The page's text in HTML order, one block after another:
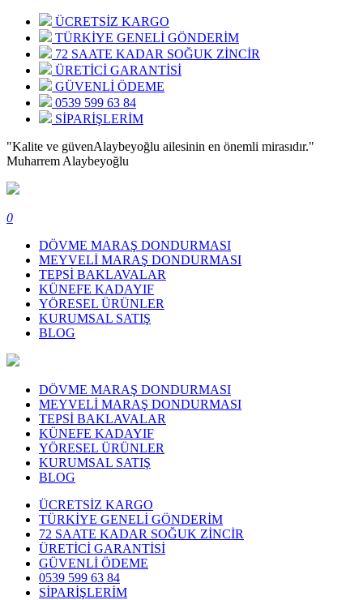
ÜCRETSİZ KARGO
TÜRKİYE GENELİ GÖNDERİM
72 SAATE KADAR SOĞUK ZİNCİR
ÜRETİCİ GARANTİSİ
GÜVENLİ ÖDEME
0539 599 63 84
SİPARİŞLERİM
"Kalite ve güvenAlaybeyoğlu ailesinin en önemli mirasıdır."
Muharrem Alaybeyoğlu
0
DÖVME MARAŞ DONDURMASI
MEYVELİ MARAŞ DONDURMASI
TEPSİ BAKLAVALAR
KÜNEFE KADAYIF
YÖRESEL ÜRÜNLER
KURUMSAL SATIŞ
BLOG
DÖVME MARAŞ DONDURMASI
MEYVELİ MARAŞ DONDURMASI
TEPSİ BAKLAVALAR
KÜNEFE KADAYIF
YÖRESEL ÜRÜNLER
KURUMSAL SATIŞ
BLOG
ÜCRETSİZ KARGO
TÜRKİYE GENELİ GÖNDERİM
72 SAATE KADAR SOĞUK ZİNCİR
ÜRETİCİ GARANTİSİ
GÜVENLİ ÖDEME
0539 599 63 84
SİPARİŞLERİM